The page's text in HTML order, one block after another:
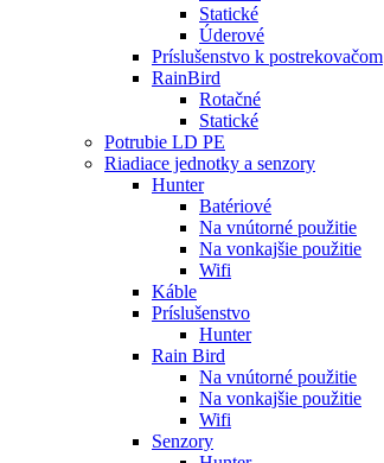
Statické
Úderové
Príslušenstvo k postrekovačom
RainBird
Rotačné
Statické
Potrubie LD PE
Riadiace jednotky a senzory
Hunter
Batériové
Na vnútorné použitie
Na vonkajšie použitie
Wifi
Káble
Príslušenstvo
Hunter
Rain Bird
Na vnútorné použitie
Na vonkajšie použitie
Wifi
Senzory